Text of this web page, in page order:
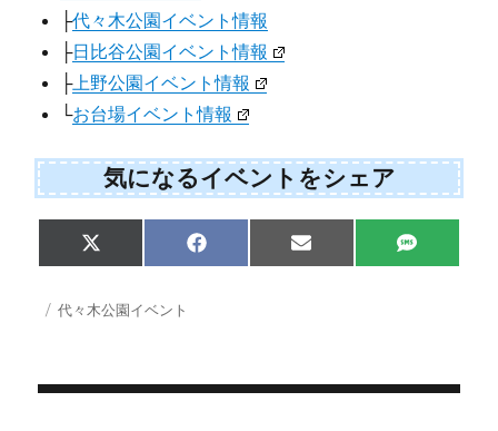
├代々木公園イベント情報
├日比谷公園イベント情報
├上野公園イベント情報
└お台場イベント情報
気になるイベントをシェア
Share
on
X
(
w
i
r
Share
on
F
a
Share
on
E
m
Share
on
S
M
投 カ
代々木公園イベント